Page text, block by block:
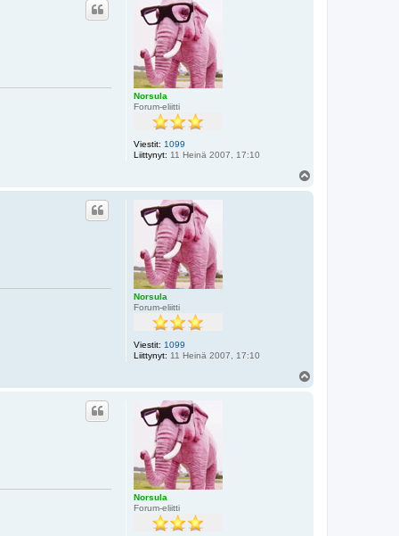
Norsula
Forum-eliitti
Viestit: 1099
Liittynyt: 11 Heinä 2007, 17:10
Norsula
Forum-eliitti
Viestit: 1099
Liittynyt: 11 Heinä 2007, 17:10
Norsula
Forum-eliitti